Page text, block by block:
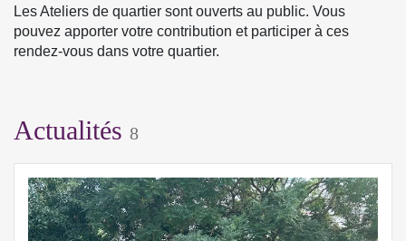
Les Ateliers de quartier sont ouverts au public. Vous
pouvez apporter votre contribution et participer à ces
rendez-vous dans votre quartier.
Actualités 8